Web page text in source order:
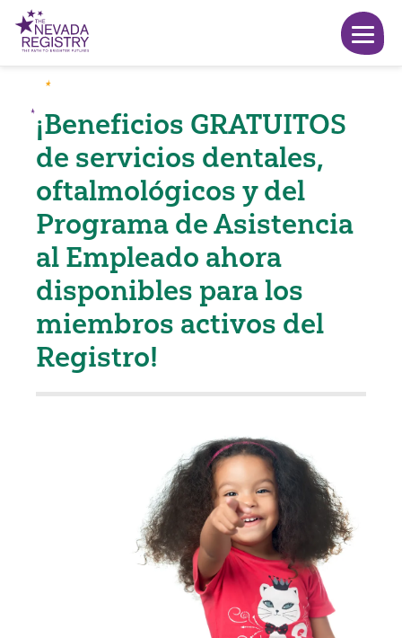
¡Beneficios GRATUITOS
de servicios dentales,
oftalmológicos y del
Programa de Asistencia
al Empleado ahora
disponibles para los
miembros activos del
Registro!